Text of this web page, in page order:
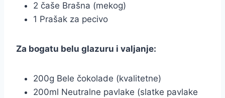
2 čaše Brašna (mekog)
1 Prašak za pecivo
Za bogatu belu glazuru i valjanje:
200g Bele čokolade (kvalitetne)
200ml Neutralne pavlake (slatke pavlake